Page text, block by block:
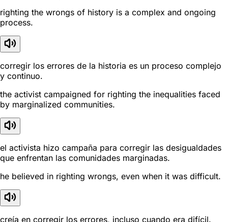
righting the wrongs of history is a complex and ongoing
process.
corregir los errores de la historia es un proceso complejo
y continuo.
the activist campaigned for righting the inequalities faced
by marginalized communities.
el activista hizo campaña para corregir las desigualdades
que enfrentan las comunidades marginadas.
he believed in righting wrongs, even when it was difficult.
creía en corregir los errores, incluso cuando era difícil.